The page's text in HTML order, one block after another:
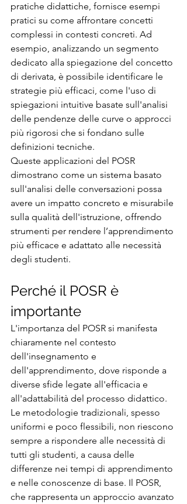
pratiche didattiche, fornisce esempi
pratici su come affrontare concetti
complessi in contesti concreti. Ad
esempio, analizzando un segmento
dedicato alla spiegazione del concetto
di derivata, è possibile identificare le
strategie più efficaci, come l'uso di
spiegazioni intuitive basate sull'analisi
delle pendenze delle curve o approcci
più rigorosi che si fondano sulle
definizioni tecniche.
Queste applicazioni del POSR
dimostrano come un sistema basato
sull'analisi delle conversazioni possa
avere un impatto concreto e misurabile
sulla qualità dell'istruzione, offrendo
strumenti per rendere l’apprendimento
più efficace e adattato alle necessità
degli studenti.
Perché il POSR è
importante
L'importanza del POSR si manifesta
chiaramente nel contesto
dell'insegnamento e
dell'apprendimento, dove risponde a
diverse sfide legate all'efficacia e
all'adattabilità del processo didattico.
Le metodologie tradizionali, spesso
uniformi e poco flessibili, non riescono
sempre a rispondere alle necessità di
tutti gli studenti, a causa delle
differenze nei tempi di apprendimento
e nelle conoscenze di base. Il POSR,
che rappresenta un approccio avanzato